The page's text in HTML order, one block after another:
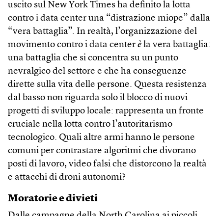
uscito sul New York Times ha definito la lotta
contro i data center una “distrazione miope” dalla
“vera battaglia”. In realtà, l’organizzazione del
movimento contro i data center è la vera battaglia:
una battaglia che si concentra su un punto
nevralgico del settore e che ha conseguenze
dirette sulla vita delle persone. Questa resistenza
dal basso non riguarda solo il blocco di nuovi
progetti di sviluppo locale: rappresenta un fronte
cruciale nella lotta contro l’autoritarismo
tecnologico. Quali altre armi hanno le persone
comuni per contrastare algoritmi che divorano
posti di lavoro, video falsi che distorcono la realtà
e attacchi di droni autonomi?
Moratorie e divieti